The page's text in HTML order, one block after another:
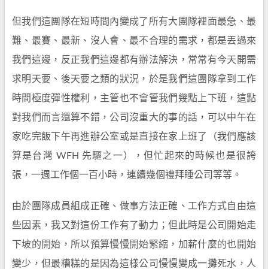
但我們這團隊在短時間內變成了所有大團隊裡面最急、最
難、最賽、最新、沒人會、最不合理的需求，都是丟過來
我們這邊，反正我們這邊都有辦法解決，常常有今天開需
求明天要、後天要之類的狀況，於是我們這團隊拿到工作
時間極度彈性權利，主管也不會管我們幾點上下班，這點
對我們而言還算不錯，公司沒重大的事的話，可以中午在
家吃完飯下午再進辦公室或是直接在家上班了（我們應該
算是台灣 WFH 先驅之一），但忙起來的時候也是很誇
張，一週工作個一百小時，連續幾個禮拜睡公司等等。
由於團隊成員組成正確、做事方法正確、工作方式自由這
些因素，我又對這份工作有了動力；但此時是公司開始走
下坡的開始，所以預算慢慢開始緊縮，加薪什麼的也開始
變少，但最糟糕的是因為這樣公司慢慢變成一攤死水，人